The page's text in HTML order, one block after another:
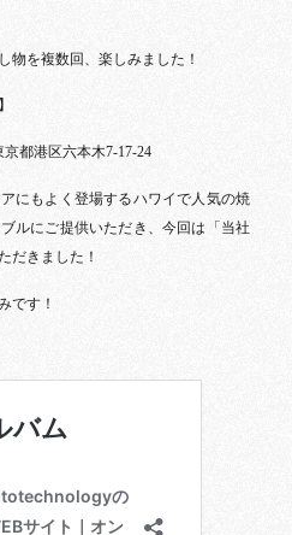
物を複数回、楽しみました！
京都港区六本木7-17-24
にもよく登場するハワイで人気の焼
ルにご提供いただき、今回は「当社
だきました！
です！